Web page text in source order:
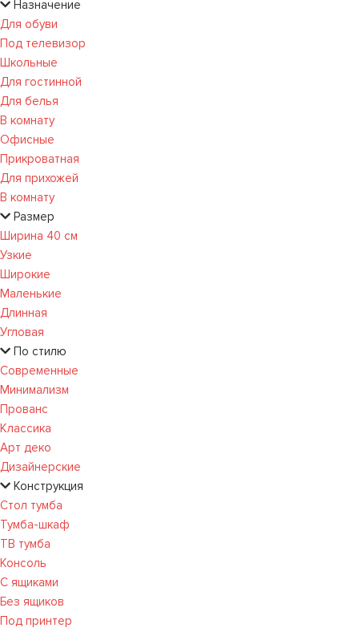
Назначение
Для обуви
Под телевизор
Школьные
Для гостинной
Для белья
В комнату
Офисные
Прикроватная
Для прихожей
В комнату
Размер
Ширина 40 см
Узкие
Широкие
Маленькие
Длинная
Угловая
По стилю
Современные
Минимализм
Прованс
Классика
Арт деко
Дизайнерские
Конструкция
Стол тумба
Тумба-шкаф
ТВ тумба
Консоль
С ящиками
Без ящиков
Под принтер